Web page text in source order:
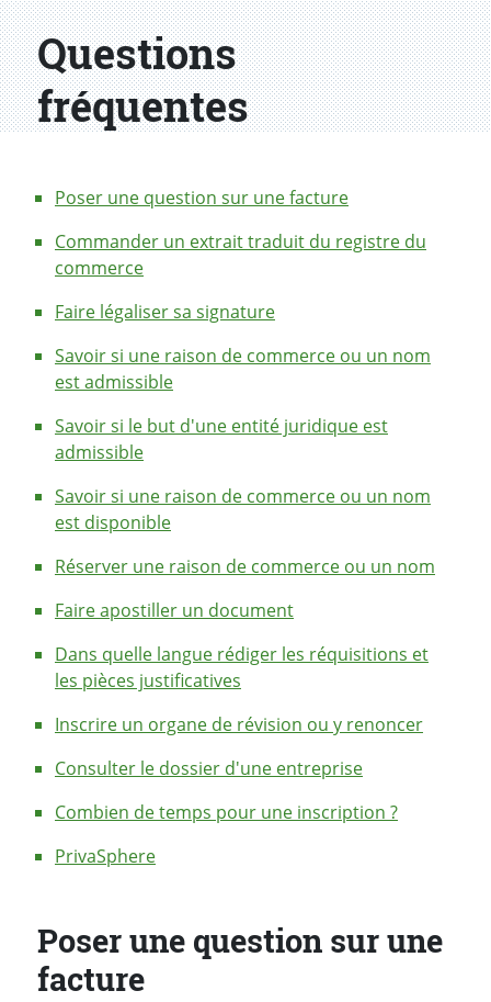
Questions
fréquentes
Poser une question sur une facture
Commander un extrait traduit du registre du
commerce
Faire légaliser sa signature
Savoir si une raison de commerce ou un nom
est admissible
Savoir si le but d'une entité juridique est
admissible
Savoir si une raison de commerce ou un nom
est disponible
Réserver une raison de commerce ou un nom
Faire apostiller un document
Dans quelle langue rédiger les réquisitions et
les pièces justificatives
Inscrire un organe de révision ou y renoncer
Consulter le dossier d'une entreprise
Combien de temps pour une inscription ?
PrivaSphere
Poser une question sur une
facture